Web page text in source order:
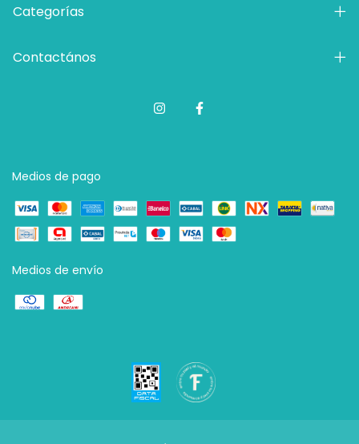
Categorías
Contactános
Medios de pago
Medios de envío